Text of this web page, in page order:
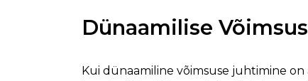
Dünaamilise
Kui dünaamiline võimsuse juhtimine on